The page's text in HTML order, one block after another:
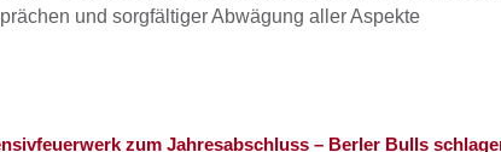
und sorgfältiger Abwägung aller Aspekte
zum Jahresabschluss – Berler Bulls